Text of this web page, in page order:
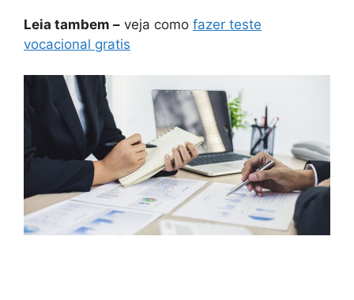
Leia tambem – veja como fazer teste
vocacional gratis